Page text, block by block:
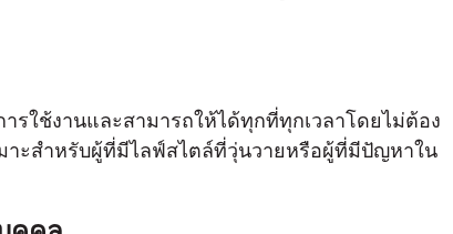
รใช้งานและสามารถให้ได้ทุกที่ทุกเวลาโดยไม่ต้อง
ะสําหรับผู้ที่มีไลฟ์สไตล์ที่วุ่นวายหรือผู้ที่มีปัญหาใน